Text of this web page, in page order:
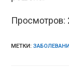
Просмотров:
МЕТКИ: